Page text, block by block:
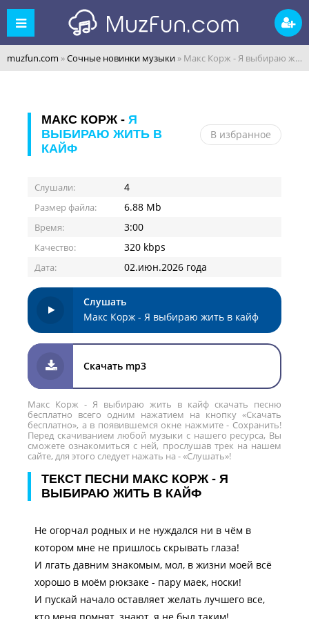
muzfun.com »Сочные новинки музыки » Макс Корж - Я выбираю жить в кайф
МАКС КОРЖ - Я
ВЫБИРАЮ ЖИТЬ В
КАЙФ
В избранное
Слушали: 4
Размер файла: 6.88 Mb
Время: 3:00
Качество: 320 kbps
Дата: 02.июн.2026 года
Слушать
Макс Корж - Я выбираю жить в кайф
Скачать mp3
Макс Корж - Я выбираю жить в кайф скачать песню
бесплатно всего одним нажатием на кнопку «Скачать
бесплатно», а в появившемся окне нажмите - Сохранить!
Перед скачиванием любой музыки с нашего ресурса, Вы
сможете ознакомиться с ней, прослушав трек на нашем
сайте, для этого следует нажать на - «Слушать»!
ТЕКСТ ПЕСНИ МАКС КОРЖ - Я
ВЫБИРАЮ ЖИТЬ В КАЙФ
Не огорчал родных и не нуждался ни в чём в
котором мне не пришлось скрывать глаза!
И лгать давним знакомым, мол, в жизни моей всё
хорошо в моём рюкзаке - пару маек, носки!
И пускай начало оставляет желать лучшего все,